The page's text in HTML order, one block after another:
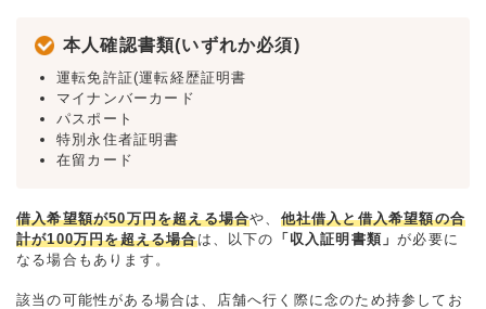
本人確認書類(いずれか必須)
運転免許証(運転経歴証明書
マイナンバーカード
パスポート
特別永住者証明書
在留カード
借入希望額が50万円を超える場合や、 他社借入と借入希望額の合
計が100万円を超える場合は、以下の 「収入証明書類」が必要に
なる場合もあります。
該当の可能性がある場合は、店舗へ行く際に念のため持参してお